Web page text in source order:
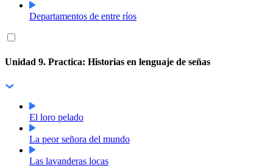
Departamentos de entre ríos
Unidad 9. Practica: Historias en lenguaje de señas
El loro pelado
La peor señora del mundo
Las lavanderas locas